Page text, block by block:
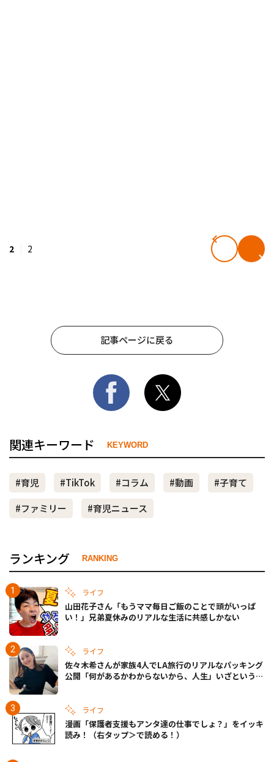
2 2
記事ページに戻る
関連キーワード KEYWORD
#育児 #TikTok #コラム #動画
#子育て
#ファミリー
#育児ニュース
ランキング RANKING
ライフ
山田花子さん「もうママ毎日ご飯のことで頭がいっぱ
い！」兄弟夏休みのリアルな生活に共感しかない
ライフ
佐々木希さんが家族4人でLA旅行のリアルなパッキング
公開「何があるかわからないから、人生」いざというと
ライフ
漫画「保護者支援もアンタ達の仕事でしょ？」をイッキ
読み！（右タップ＞で読める！）